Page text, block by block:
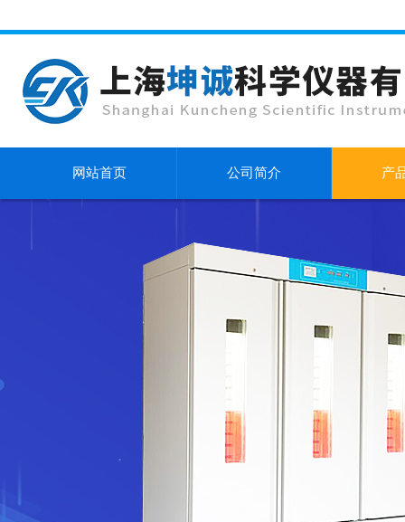
网站首页 公司简介 产